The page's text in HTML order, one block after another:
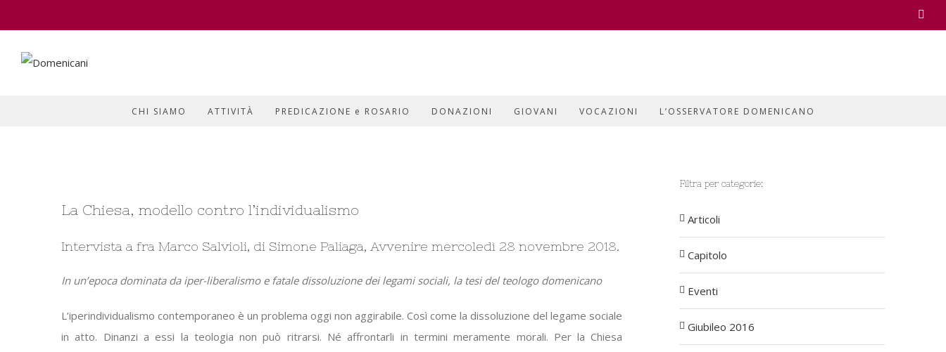
CHI SIAMO ATTIVITÀ PREDICAZIONE e ROSARIO DONAZIONI GIOVANI VOCAZIONI L’OSSERVATORE DOMENICANO
Larger
La Chiesa, modello contro l’individualismo
Intervista a fra Marco Salvioli, di Simone Paliaga, Avvenire mercoledì 28 novembre 2018.
In un’epoca dominata da iper-liberalismo e fatale dissoluzione dei legami sociali, la tesi del teologo domenicano
L’iperindividualismo contemporaneo è un problema oggi non aggirabile. Così come la dissoluzione del legame sociale
in atto. Dinanzi a essi la teologia non può ritrarsi. Né affrontarli in termini meramente morali. Per la Chiesa
Filtra per categorie:
Articoli
Capitolo
Eventi
Giubileo 2016